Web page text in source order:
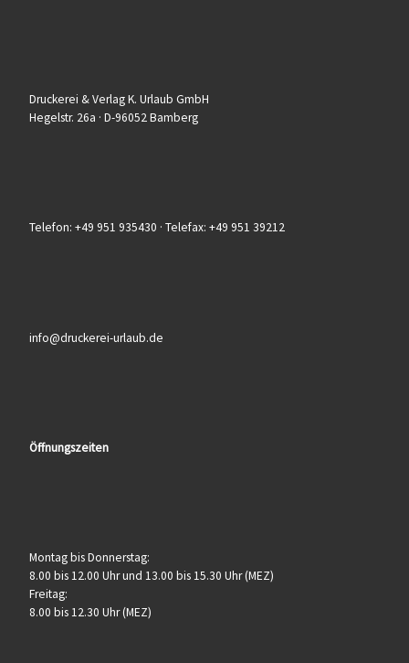
Druckerei & Verlag K. Urlaub GmbH
Hegelstr. 26a · D-96052 Bamberg
Telefon: +49 951 935430 · Telefax: +49 951 39212
info@druckerei-urlaub.de
Öffnungszeiten
Montag bis Donnerstag:
8.00 bis 12.00 Uhr und 13.00 bis 15.30 Uhr (MEZ)
Freitag:
8.00 bis 12.30 Uhr (MEZ)